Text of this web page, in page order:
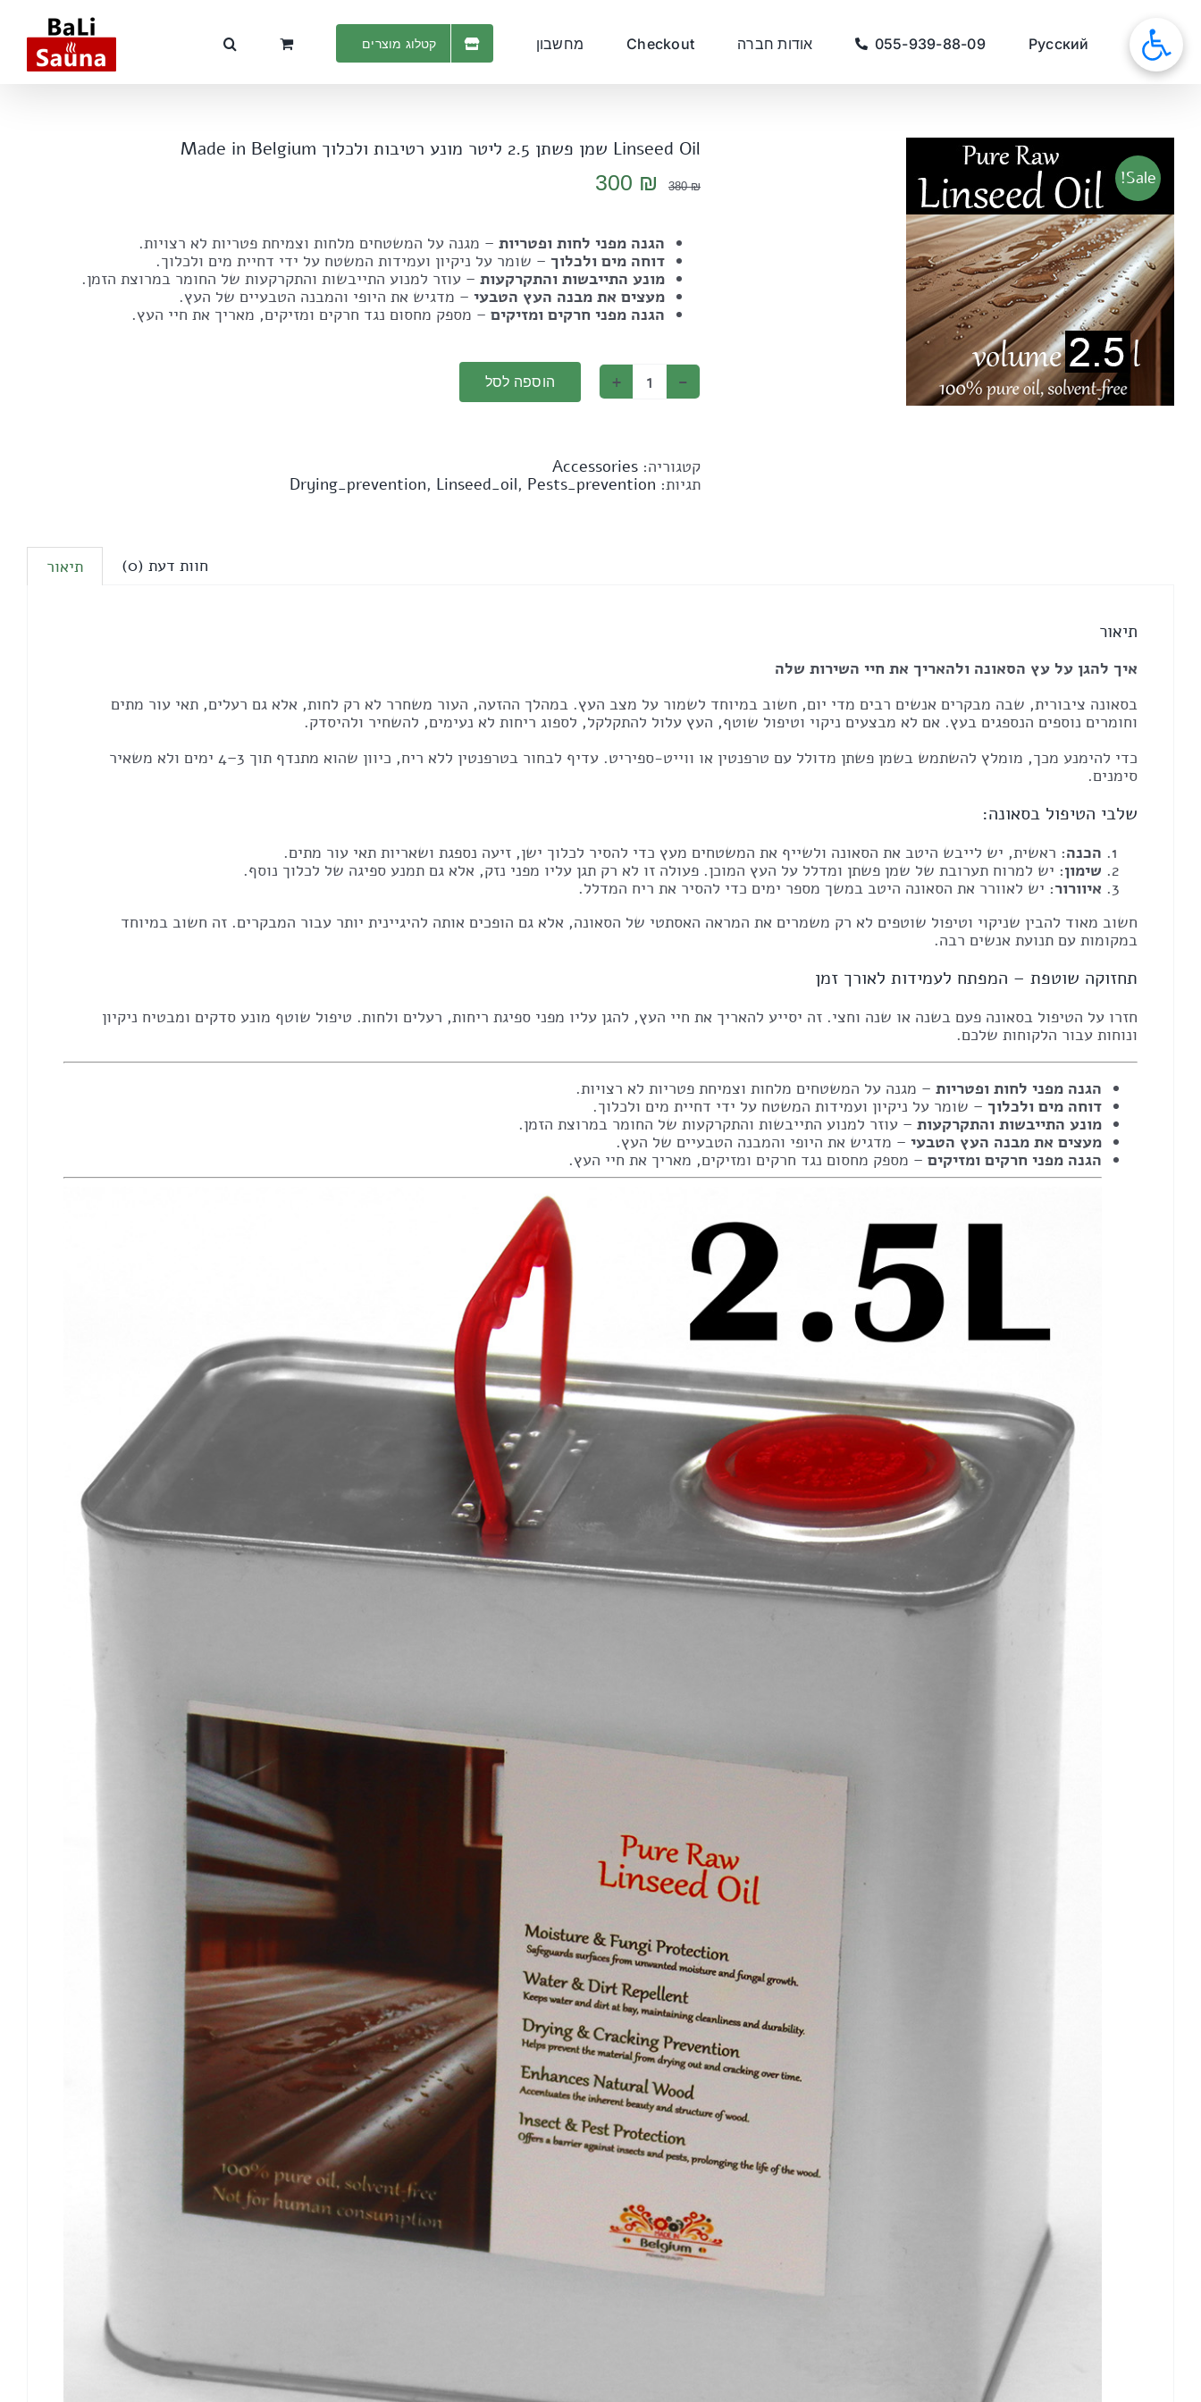
סאונות Русский
055-939-88-09 אודות חברה Checkout מחשבון קטלוג מוצרים
Sale!
Linseed Oil שמן פשתן 2.5 ליטר מונע רטיבות ולכלוך Made in Belgium
380₪
המחיר
היה:
380 ₪.
300 ₪
הוא:
300 ₪.
הגנה מפני לחות ופטריות – מגנה על המשטחים מלחות וצמיחת פטריות לא רצויות.
דוחה מים ולכלוך – שומר על ניקיון ועמידות המשטח על ידי דחיית מים ולכלוך.
מונע התייבשות והתקרקעות – עוזר למנוע התייבשות והתקרקעות של החומר במרוצת הזמן.
מעצים את מבנה העץ הטבעי – מדגיש את היופי והמבנה הטבעיים של העץ.
הגנה מפני חרקים ומזיקים – מספק מחסום נגד חרקים ומזיקים, מאריך את חיי העץ.
כמות
של
הוספה לסל
קטגוריה: Accessories
תגיות:
Drying_prevention, Linseed_oil, Pests_prevention
תיאור חוות דעת (0)
תיאור
איך להגן על עץ הסאונה ולהאריך את חיי השירות שלה
בסאונה ציבורית, שבה מבקרים אנשים רבים מדי יום, חשוב במיוחד לשמור על מצב העץ. במהלך ההזעה, העור משחרר לא רק לחות, אלא גם רעלים, תאי עור מתים
וחומרים נוספים הנספגים בעץ. אם לא מבצעים ניקוי וטיפול שוטף, העץ עלול להתקלקל, לספוג ריחות לא נעימים, להשחיר ולהיסדק.
כדי להימנע מכך, מומלץ להשתמש בשמן פשתן מדולל עם טרפנטין או ווייט-ספיריט. עדיף לבחור בטרפנטין ללא ריח, כיוון שהוא מתנדף תוך 3–4 ימים ולא משאיר
סימנים.
שלבי הטיפול בסאונה:
הכנה: ראשית, יש לייבש היטב את הסאונה ולשייף את המשטחים מעץ כדי להסיר לכלוך ישן, זיעה נספגת ושאריות תאי עור מתים.
שימון: יש למרוח תערובת של שמן פשתן ומדלל על העץ המוכן. פעולה זו לא רק תגן עליו מפני נזק, אלא גם תמנע ספיגה של לכלוך נוסף.
איוורור: יש לאוורר את הסאונה היטב במשך מספר ימים כדי להסיר את ריח המדלל.
חשוב מאוד להבין שניקוי וטיפול שוטפים לא רק משמרים את המראה האסתטי של הסאונה, אלא גם הופכים אותה להיגיינית יותר עבור המבקרים. זה חשוב במיוחד
במקומות עם תנועת אנשים רבה.
תחזוקה שוטפת – המפתח לעמידות לאורך זמן
חזרו על הטיפול בסאונה פעם בשנה או שנה וחצי. זה יסייע להאריך את חיי העץ, להגן עליו מפני ספיגת ריחות, רעלים ולחות. טיפול שוטף מונע סדקים ומבטיח ניקיון
ונוחות עבור הלקוחות שלכם.
הגנה מפני לחות ופטריות – מגנה על המשטחים מלחות וצמיחת פטריות לא רצויות.
דוחה מים ולכלוך – שומר על ניקיון ועמידות המשטח על ידי דחיית מים ולכלוך.
מונע התייבשות והתקרקעות – עוזר למנוע התייבשות והתקרקעות של החומר במרוצת הזמן.
מעצים את מבנה העץ הטבעי – מדגיש את היופי והמבנה הטבעיים של העץ.
הגנה מפני חרקים ומזיקים – מספק מחסום נגד חרקים ומזיקים, מאריך את חיי העץ.